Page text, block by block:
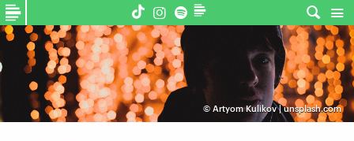
© Artyom Kulikov | unsplash.com